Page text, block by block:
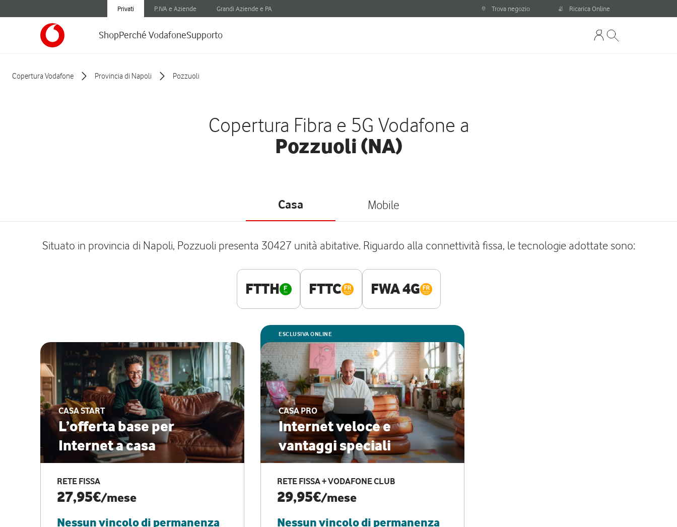
Privati P.IVA e Aziende Grandi Aziende e PA Trova negozio Ricarica Online
ShopPerché VodafoneSupporto
Copertura Vodafone Provincia di Napoli Pozzuoli
Copertura Fibra e 5G Vodafone a
Pozzuoli (NA)
Casa Mobile
Situato in provincia di Napoli, Pozzuoli presenta 30427 unità abitative. Riguardo alla connettività fissa, le tecnologie adottate sono:
FTTH FTTC FWA 4G
CASA START
L’offerta base per
Internet a casa
RETE FISSA
27,95€/mese
Nessun vincolo di permanenza
ESCLUSIVA ONLINE
CASA PRO
Internet veloce e
vantaggi speciali
RETE FISSA + VODAFONE CLUB
29,95€/mese
Nessun vincolo di permanenza